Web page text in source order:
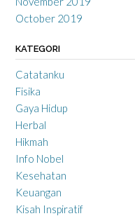
October 2019
KATEGORI
Catatanku
Fisika
Gaya Hidup
Herbal
Hikmah
Info Nobel
Kesehatan
Keuangan
Kisah Inspiratif